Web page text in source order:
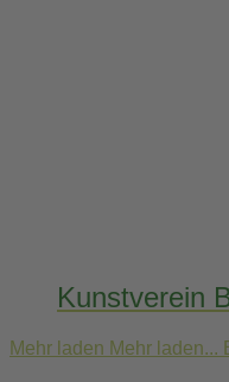
Kunstverein
Mehr laden Mehr laden...